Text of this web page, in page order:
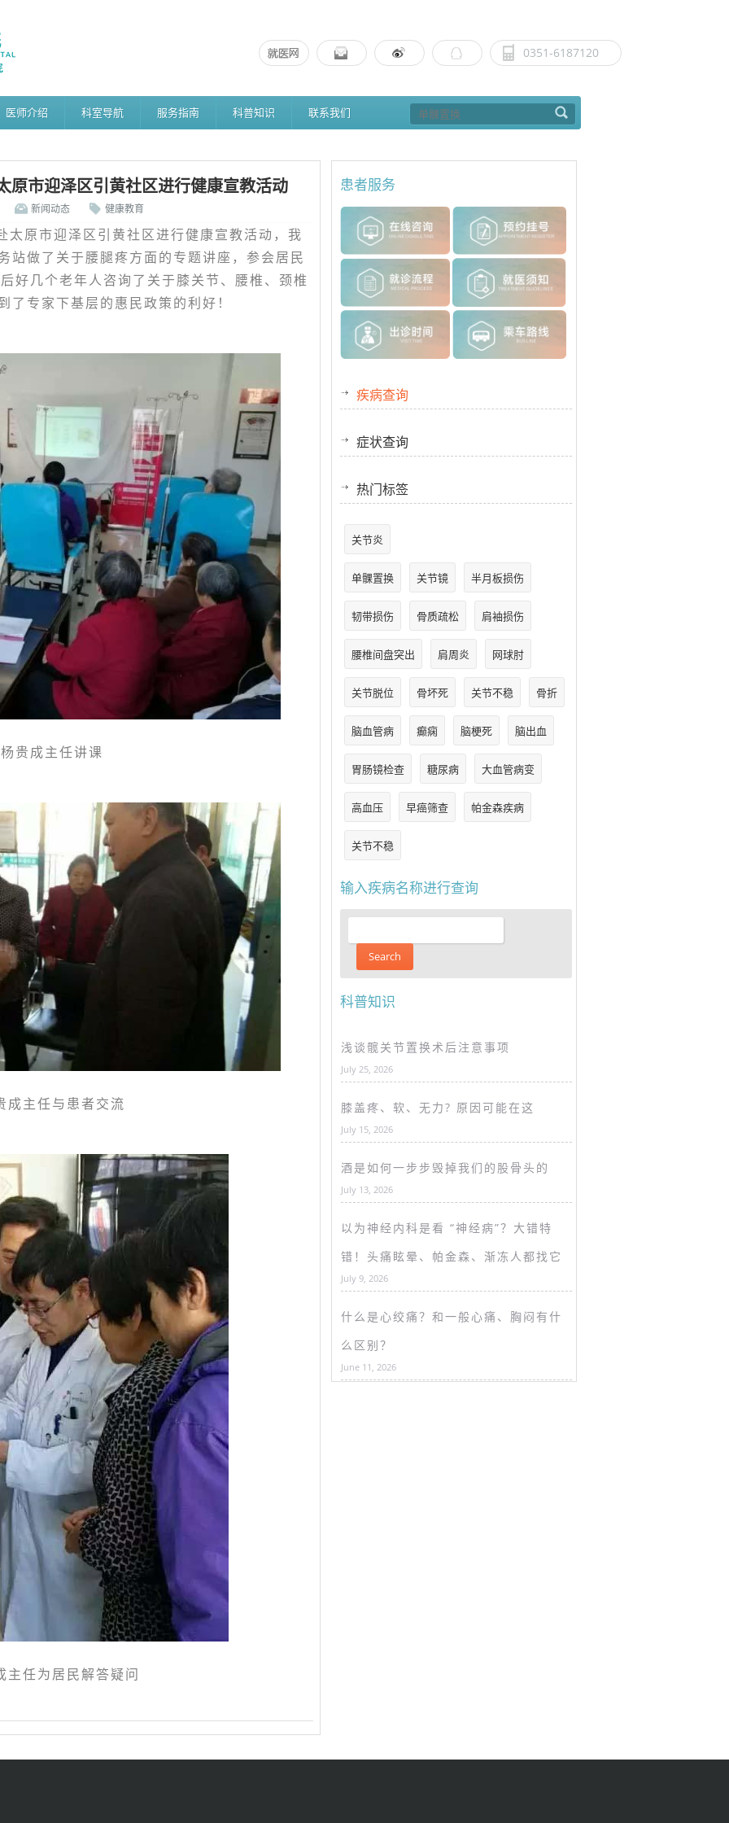
0351-6187120
医师介绍 科室导航 服务指南 科普知识 联系我们
原市迎泽区引黄社区进行健康宣教活动
新闻动态 健康教育
原市迎泽区引黄社区进行健康宣教活动，我
站做了关于腰腿疼方面的专题讲座，参会居民
好几个老年人咨询了关于膝关节、腰椎、颈椎
专家下基层的惠民政策的利好！
杨贵成主任讲课
成主任与患者交流
主任为居民解答疑问
患者服务
疾病查询
症状查询
热门标签
关节炎
单髁置换 关节镜 半月板损伤
韧带损伤 骨质疏松 肩袖损伤
腰椎间盘突出 肩周炎 网球肘
关节脱位 骨坏死 关节不稳 骨折
脑血管病 癫痫 脑梗死 脑出血
胃肠镜检查 糖尿病 大血管病变
高血压 早癌筛查 帕金森疾病
关节不稳
输入疾病名称进行查询
科普知识
浅谈髋关节置换术后注意事项
July 25, 2026
膝盖疼、软、无力? 原因可能在这
July 15, 2026
酒是如何一步步毁掉我们的股骨头的
July 13, 2026
以为神经内科是看 “神经病”？大错特
错！头痛眩晕、帕金森、渐冻人都找它
July 9, 2026
什么是心绞痛？和一般心痛、胸闷有什
么区别？
June 11, 2026